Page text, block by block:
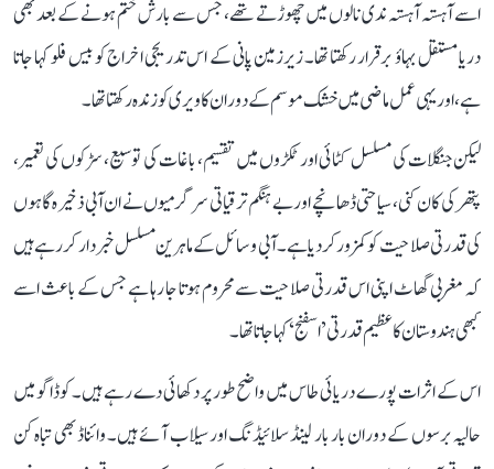
اسے آہستہ آہستہ ندی نالوں میں چھوڑتے تھے، جس سے بارش ختم ہونے کے بعد بھی
دریا مستقل بہاؤ برقرار رکھتا تھا۔ زیرزمین پانی کے اس تدریجی اخراج کو بیس فلو کہا جاتا
ہے، اور یہی عمل ماضی میں خشک موسم کے دوران کاویری کو زندہ رکھتا تھا۔
لیکن جنگلات کی مسلسل کٹائی اور ٹکڑوں میں تقسیم، باغات کی توسیع، سڑکوں کی تعمیر،
پتھر کی کان کنی، سیاحتی ڈھانچے اور بے ہنگم ترقیاتی سرگرمیوں نے ان آبی ذخیرہ گاہوں
کی قدرتی صلاحیت کو کمزور کر دیا ہے۔ آبی وسائل کے ماہرین مسلسل خبردار کر رہے ہیں
کہ مغربی گھاٹ اپنی اس قدرتی صلاحیت سے محروم ہوتا جا رہا ہے جس کے باعث اسے
کبھی ہندوستان کا عظیم قدرتی ’اسفنج‘ کہا جاتا تھا۔
اس کے اثرات پورے دریائی طاس میں واضح طور پر دکھائی دے رہے ہیں۔ کوڈاگو میں
حالیہ برسوں کے دوران بار بار لینڈ سلائیڈنگ اور سیلاب آئے ہیں۔ وائناڈ بھی تباہ کن